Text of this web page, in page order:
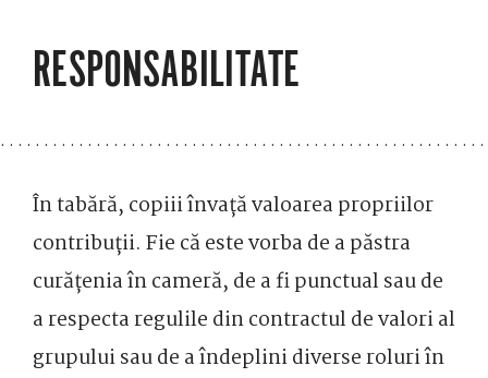
RESPONSABILITATE
În tabără, copiii învață valoarea propriilor
contribuții. Fie că este vorba de a păstra
curățenia în cameră, de a fi punctual sau de
a respecta regulile din contractul de valori al
grupului sau de a îndeplini diverse roluri în